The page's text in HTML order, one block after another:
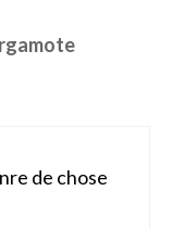
de chose